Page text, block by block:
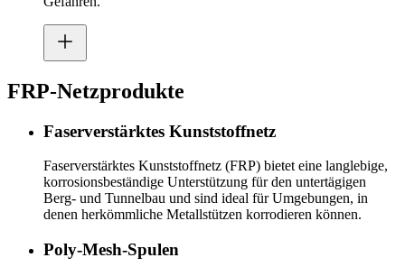
FRP-Netzprodukte
Faserverstärktes Kunststoffnetz
Faserverstärktes Kunststoffnetz (FRP) bietet eine langlebige,
korrosionsbeständige Unterstützung für den untertägigen
Berg- und Tunnelbau und sind ideal für Umgebungen, in
denen herkömmliche Metallstützen korrodieren können.
Poly-Mesh-Spulen